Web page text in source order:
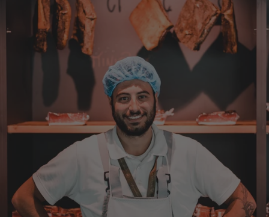
Elfi
Verifizierter Kunde
Man gibt sich sehr viel Mühe mit meine
Wünsche zu erfüllen !! Vielen Dank dafür!!
Anonym
Verifizierter Kunde
Bisher alles lecker und gut.
7.8.2026
Alle Bewertungen Lesen